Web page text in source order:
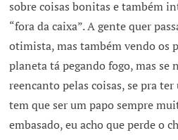
sobre coisas bonitas e também
“fora da caixa”. A gente quer
otimista, mas também vendo os
planeta tá pegando fogo, mas se
reencanto pelas coisas, se pra
tem que ser um papo sempre
embasado, eu acho que perde o